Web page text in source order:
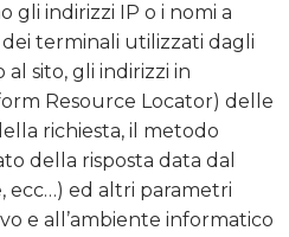
gli indirizzi IP o i nomi a
terminali utilizzati dagli
sito, gli indirizzi in
Resource Locator) delle
richiesta, il metodo
della risposta data dal
ecc…) ed altri parametri
e all’ambiente informatico